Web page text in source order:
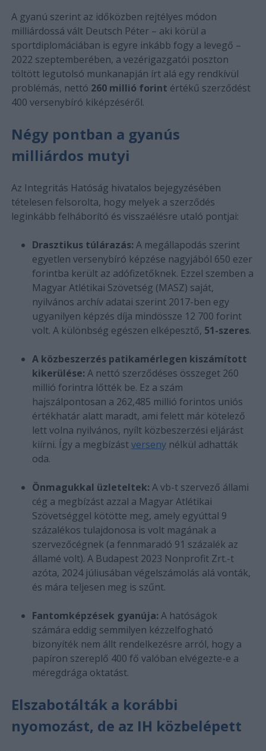
A gyanú szerint az időközben rejtélyes módon
milliárdossá vált Deutsch Péter – aki körül a
sportdiplomáciában is egyre inkább fogy a levegő –
2022 szeptemberében, a vezérigazgatói poszton
töltött legutolsó munkanapján írt alá egy rendkívül
problémás, nettó 260 millió forint értékű szerződést
400 versenybíró kiképzéséről.
Négy pontban a gyanús
milliárdos mutyi
Az Integritás Hatóság hivatalos bejegyzésében
tételesen felsorolta, hogy melyek a szerződés
leginkább felháborító és visszaélésre utaló pontjai:
Drasztikus túlárazás: A megállapodás szerint
egyetlen versenybíró képzése nagyjából 650 ezer
forintba került az adófizetőknek. Ezzel szemben a
Magyar Atlétikai Szövetség (MASZ) saját,
nyilvános archív adatai szerint 2017-ben egy
ugyanilyen képzés díja mindössze 12 700 forint
volt. A különbség egészen elképesztő, 51-szeres.
A közbeszerzés patikamérlegen kiszámított
kikerülése: A nettó szerződéses összeget 260
millió forintra lőtték be. Ez a szám
hajszálpontosan a 262,485 millió forintos uniós
értékhatár alatt maradt, ami felett már kötelező
lett volna nyilvános, nyílt közbeszerzési eljárást
kiírni. Így a megbízástversenynélkül adhatták
oda.
Önmagukkal üzleteltek: A vb-t szervező állami
cég a megbízást azzal a Magyar Atlétikai
Szövetséggel kötötte meg, amely egyúttal 9
százalékos tulajdonosa is volt magának a
szervezőcégnek (a fennmaradó 91 százalék az
államé volt). A Budapest 2023 Nonprofit Zrt.-t
azóta, 2024 júliusában végelszámolás alá vonták,
és mára teljesen meg is szűnt.
Fantomképzések gyanúja: A hatóságok
számára eddig semmilyen kézzelfogható
bizonyíték nem állt rendelkezésre arról, hogy a
papíron szereplő 400 fő valóban elvégezte-e a
méregdrága oktatást.
Elszabotálták a korábbi
nyomozást, de az IH közbelépett